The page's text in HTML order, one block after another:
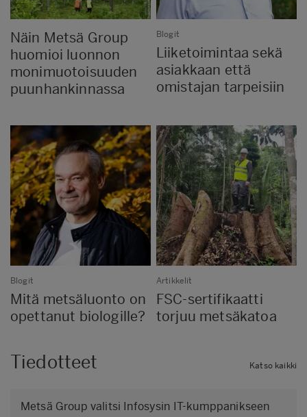
Näin Metsä Group
huomioi luonnon
monimuotoisuuden
puunhankinnassa
Blogit
Liiketoimintaa sekä
asiakkaan että
omistajan tarpeisiin
Blogit
Mitä metsäluonto on
opettanut biologille?
Artikkelit
FSC-sertifikaatti
torjuu metsäkatoa
Tiedotteet Katso kaikki
Metsä Group valitsi Infosysin IT-kumppanikseen